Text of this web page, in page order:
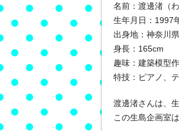
名前：渡邊渚（
生年月日：1997
出身地：神奈川県
身長：165cm
趣味：建築模型
特技：ピアノ、
渡邊渚さんは、
この生島企画室